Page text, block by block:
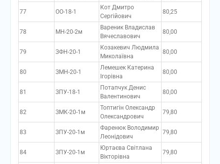
77 ОО-18-1
Кот Дмитро
Сергійович
80,25
78 МН-20-2м
Вареник Владислав
Вячеславович
80,00
79 ЗФН-20-1
Козакевич Людмила
Миколаївна
80,00
80 ЗМН-20-1
Лемешек Катерина
Ігорівна
80,00
81 ЗПУ-18-1
Потапчук Денис
Валентинович
80,00
82 ЗМК-20-1м
Топтигін Олександр
Олександрович
79,80
83 ЗПУ-20-1м
Фаренюк Володимир
Леонідович
79,80
84 ЗПУ-20-1м
Юртаєва Світлана
Вікторівна
79,80